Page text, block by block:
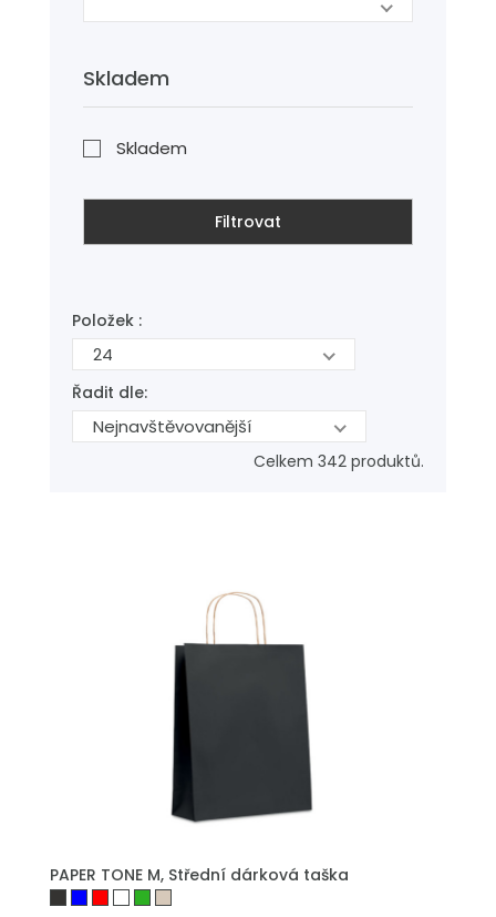
Skladem
Skladem
Filtrovat
Položek :
24
Řadit dle:
Nejnavštěvovanější
Celkem 342 produktů.
PAPER TONE M, Střední dárková taška